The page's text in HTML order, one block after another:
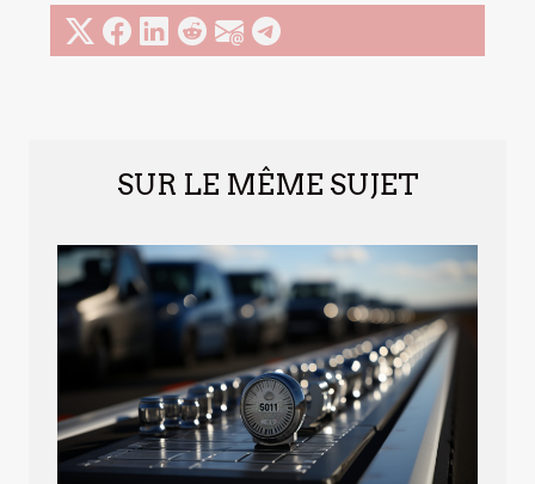
SUR LE MÊME SUJET